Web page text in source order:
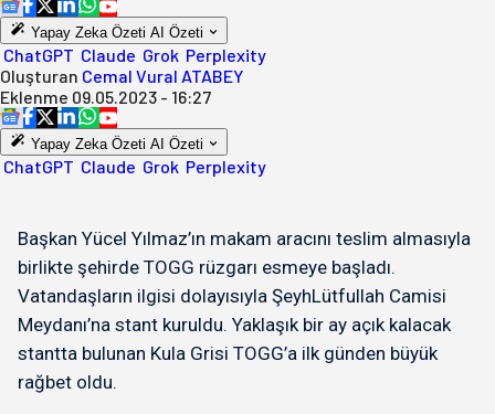
Yapay Zeka Özeti AI Özeti
ChatGPT Claude Grok Perplexity
Oluşturan Cemal Vural ATABEY
Eklenme 09.05.2023 - 16:27
Yapay Zeka Özeti AI Özeti
ChatGPT Claude Grok Perplexity
Başkan Yücel Yılmaz’ın makam aracını teslim almasıyla
birlikte şehirde TOGG rüzgarı esmeye başladı.
Vatandaşların ilgisi dolayısıyla ŞeyhLütfullah Camisi
Meydanı’na stant kuruldu. Yaklaşık bir ay açık kalacak
stantta bulunan Kula Grisi TOGG’a ilk günden büyük
rağbet oldu.